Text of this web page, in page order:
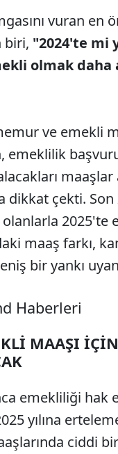
vuran en
biri, "2024'te mi
olmak daha
ve emekli
emeklilik
maaşlar
dikkat çekti. Son
2025'te
maaş farkı,
bir yankı
Haberleri
MAAŞI
emekliliği hak
yılına
ciddi